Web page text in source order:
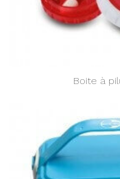
Boite à